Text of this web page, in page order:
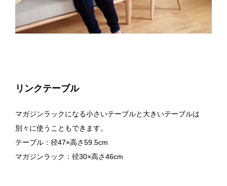
リンクテーブル
マガジンラックになる小さいテーブルと大きいテーブルは
別々に使うこともできます。
テーブル：径47×高さ59.5cm
マガジンラック：径30×高さ46cm